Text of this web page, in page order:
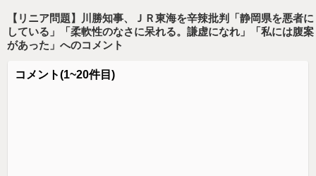
【リニア問題】川勝知事、ＪＲ東海を辛辣批判「静岡県を悪者に
している」「柔軟性のなさに呆れる。謙虚になれ」「私には腹案
があった」 へのコメント
コメント(1~20件目)